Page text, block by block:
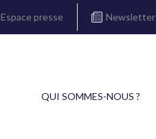
Espace presse Newsletter
QUI SOMMES-NOUS ?